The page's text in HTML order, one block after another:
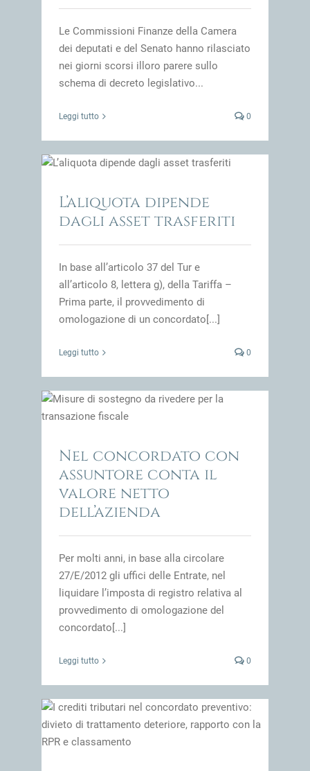
Le Commissioni Finanze della Camera
dei deputati e del Senato hanno rilasciato
nei giorni scorsi illoro parere sullo
schema di decreto legislativo...
Leggi tutto 0
L’aliquota dipende
dagli asset trasferiti
In base all’articolo 37 del Tur e
all’articolo 8, lettera g), della Tariffa –
Prima parte, il provvedimento di
omologazione di un concordato[...]
Leggi tutto 0
Nel concordato con
assuntore conta il
valore netto
dell’azienda
Per molti anni, in base alla circolare
27/E/2012 gli uffici delle Entrate, nel
liquidare l’imposta di registro relativa al
provvedimento di omologazione del
concordato[...]
Leggi tutto 0